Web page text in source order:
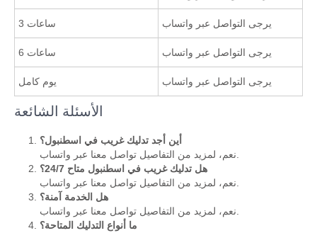
3 ساعات يرجى التواصل عبر واتساب
6 ساعات يرجى التواصل عبر واتساب
يوم كامل يرجى التواصل عبر واتساب
الأسئلة الشائعة
أين أجد تدليك غريب في اسطنبول؟
هل تدليك غريب في اسطنبول متاح 24/7؟
هل الخدمة آمنة؟
ما أنواع التدليك المتاحة؟